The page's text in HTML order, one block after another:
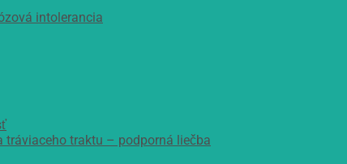
intolerancia
tráviaceho traktu – podporná liečba